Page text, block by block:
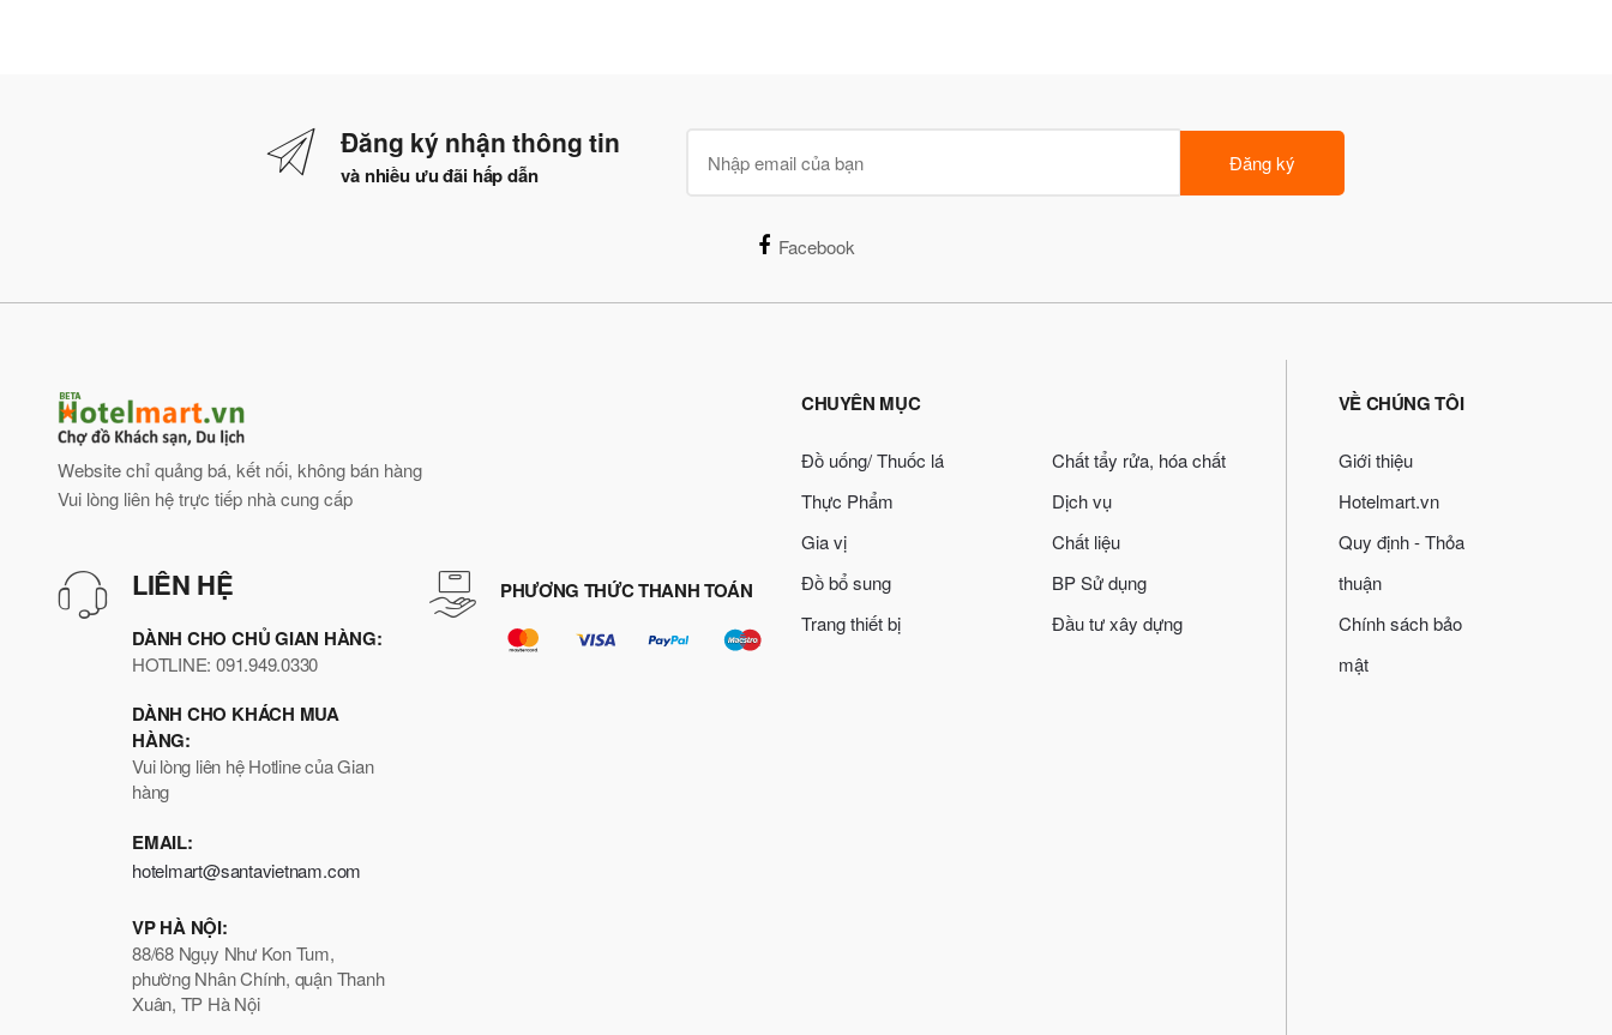
Đăng ký nhận thông tin
và nhiều ưu đãi hấp dẫn Đăng ký
Facebook
Website chỉ quảng bá, kết nối, không bán hàng
Vui lòng liên hệ trực tiếp nhà cung cấp
LIÊN HỆ
DÀNH CHO CHỦ GIAN HÀNG:
HOTLINE: 091.949.0330
DÀNH CHO KHÁCH MUA
HÀNG:
Vui lòng liên hệ Hotline của Gian
hàng
EMAIL:
hotelmart@santavietnam.com
VP HÀ NỘI:
88/68 Ngụy Như Kon Tum,
phường Nhân Chính, quận Thanh
Xuân, TP Hà Nội
PHƯƠNG THỨC THANH TOÁN
CHUYÊN MỤC
Đồ uống/ Thuốc lá
Thực Phẩm
Gia vị
Đồ bổ sung
Trang thiết bị
Chất tẩy rửa, hóa chất
Dịch vụ
Chất liệu
BP Sử dụng
Đầu tư xây dựng
VỀ CHÚNG TÔI
Giới thiệu
Hotelmart.vn
Quy định - Thỏa
thuận
Chính sách bảo
mật